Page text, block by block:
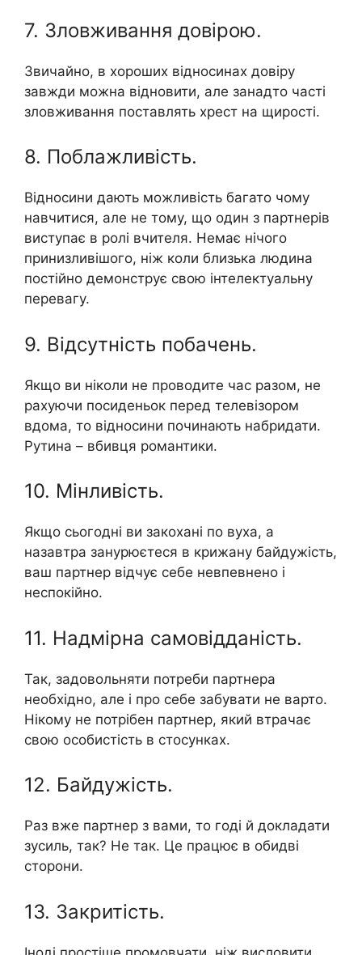
7. Зловживання довірою.
Звичайно, в хороших відносинах довіру
завжди можна відновити, але занадто часті
зловживання поставлять хрест на щирості.
8. Поблажливість.
Відносини дають можливість багато чому
навчитися, але не тому, що один з партнерів
виступає в ролі вчителя. Немає нічого
принизливішого, ніж коли близька людина
постійно демонструє свою інтелектуальну
перевагу.
9. Відсутність побачень.
Якщо ви ніколи не проводите час разом, не
рахуючи посиденьок перед телевізором
вдома, то відносини починають набридати.
Рутина – вбивця романтики.
10. Мінливість.
Якщо сьогодні ви закохані по вуха, а
назавтра занурюєтеся в крижану байдужість,
ваш партнер відчує себе невпевнено і
неспокійно.
11. Надмірна самовідданість.
Так, задовольняти потреби партнера
необхідно, але і про себе забувати не варто.
Нікому не потрібен партнер, який втрачає
свою особистість в стосунках.
12. Байдужість.
Раз вже партнер з вами, то годі й докладати
зусиль, так? Не так. Це працює в обидві
сторони.
13. Закритість.